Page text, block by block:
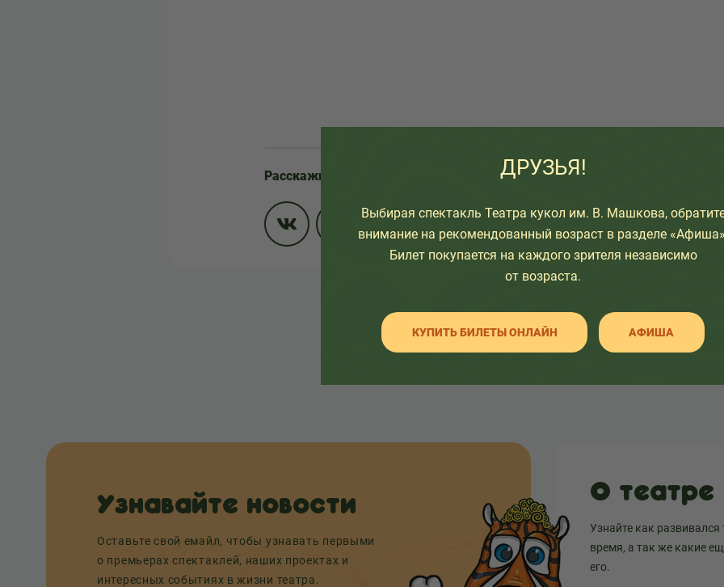
Расскажите друзьям:
НАЗАД К СПИСКУ
Узнавайте новости
Оставьте свой емайл, чтобы узнавать первыми
о премьерах спектаклей, наших проектах и
интересных событиях в жизни театра.
О театре
Узнайте как развивался
время, а так же какие
его.
ДРУЗЬЯ!
Выбирая спектакль Театра кукол им. В. Машкова,
внимание на рекомендованный возраст в разделе
Билет покупается на каждого зрителя независимо
от возраста.
КУПИТЬ БИЛЕТЫ ОНЛАЙН АФИША